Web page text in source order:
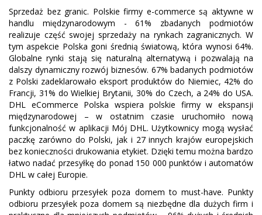
Sprzedaż bez granic. Polskie firmy e-commerce są aktywne w
handlu międzynarodowym - 61% zbadanych podmiotów
realizuje część swojej sprzedaży na rynkach zagranicznych. W
tym aspekcie Polska goni średnią światową, która wynosi 64%.
Globalne rynki stają się naturalną alternatywą i pozwalają na
dalszy dynamiczny rozwój biznesów. 67% badanych podmiotów
z Polski zadeklarowało eksport produktów do Niemiec, 42% do
Francji, 31% do Wielkiej Brytanii, 30% do Czech, a 24% do USA.
DHL eCommerce Polska wspiera polskie firmy w ekspansji
międzynarodowej – w ostatnim czasie uruchomiło nową
funkcjonalność w aplikacji Mój DHL. Użytkownicy mogą wysłać
paczkę zarówno do Polski, jak i 27 innych krajów europejskich
bez konieczności drukowania etykiet. Dzięki temu można bardzo
łatwo nadać przesyłkę do ponad 150 000 punktów i automatów
DHL w całej Europie.
Punkty odbioru przesyłek poza domem to must-have. Punkty
odbioru przesyłek poza domem są niezbędne dla dużych firm i